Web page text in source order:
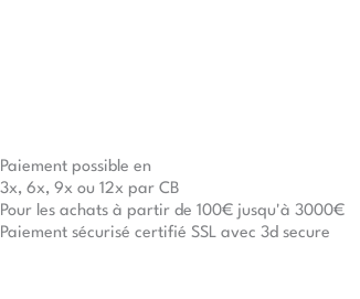
Paiement possible en
3x, 6x, 9x ou 12x par CB
Pour les achats à partir de 100€ jusqu'à 3000€
Paiement sécurisé certifié SSL avec 3d secure